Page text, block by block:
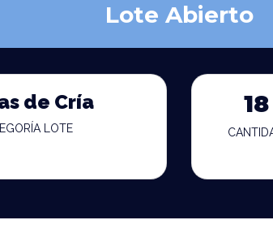
Lote Abierto
de Cría
LOTE
18